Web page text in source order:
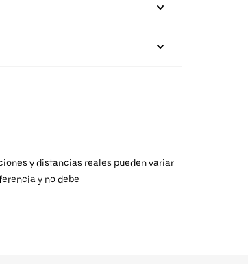
y distancias reales pueden variar
y no debe